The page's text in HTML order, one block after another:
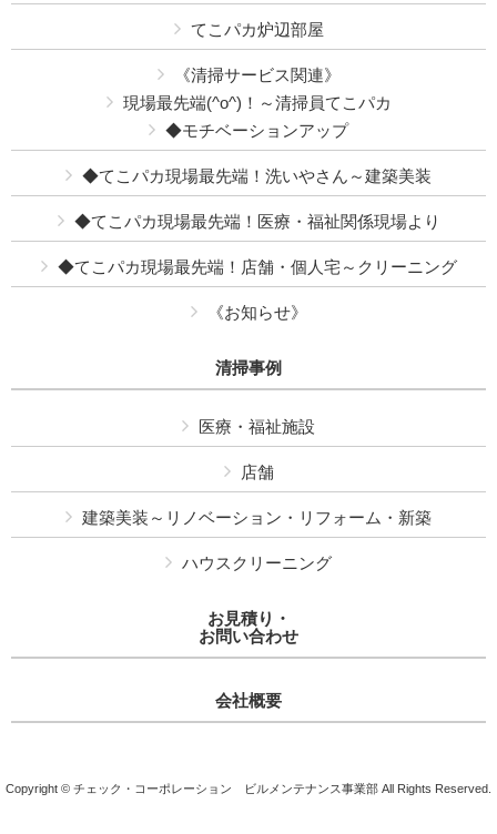
てこパカ炉辺部屋
《清掃サービス関連》
現場最先端(^o^)！～清掃員てこパカ
◆モチベーションアップ
◆てこパカ現場最先端！洗いやさん～建築美装
◆てこパカ現場最先端！医療・福祉関係現場より
◆てこパカ現場最先端！店舗・個人宅～クリーニング
《お知らせ》
清掃事例
医療・福祉施設
店舗
建築美装～リノベーション・リフォーム・新築
ハウスクリーニング
お見積り・
お問い合わせ
会社概要
Copyright © チェック・コーポレーション ビルメンテナンス事業部 All Rights Reserved.